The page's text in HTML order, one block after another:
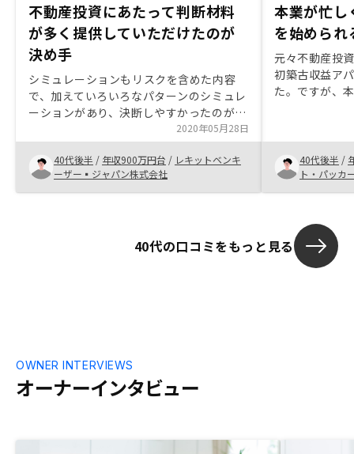
不動産投資にあたって判断材料
が多く提供していただけたのが
決め手
シミュレーションもリスクを含めた内容
で、加えていろいろなパターンのシミュレ
ーションがあり、決断しやすかったのが決
め手。担当の知識向上を求めます。2020年05月28日
40代後半 / 年収900万円台 / レキットベンキ
ーザー▪ジャパン株式会社
本業が忙し
を始められ
元々不動産投
初築古収益ア
た。ですが、
RENOSYはそ
る仕組みがあ
ン大屋には最
なりました。(
成出来たり、
かるので、セ
あれば教えて
40代後半 /
ト・パッカ
40代の口コミをもっと見る
オーナーインタビュー
OWNER INTERVIEWS